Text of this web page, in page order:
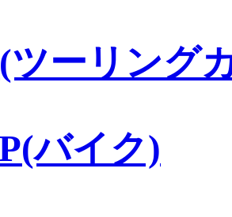
ーリング
バイク)